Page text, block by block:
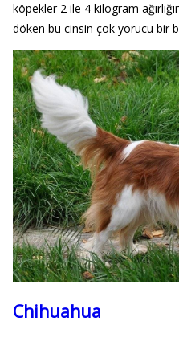
köpekler 2 ile 4 kilogram
döken bu cinsin çok yorucu bir
Chihuahua